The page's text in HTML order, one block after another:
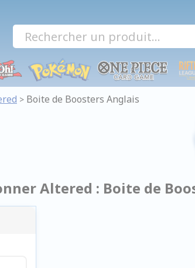
> Boite de Boosters Anglais
Altered : Boite de